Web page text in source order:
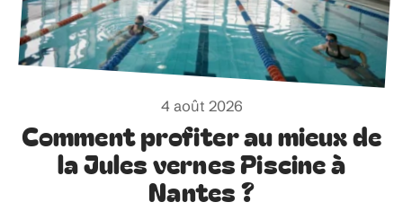
4 août 2026
Comment profiter au mieux de
la Jules vernes Piscine à
Nantes ?